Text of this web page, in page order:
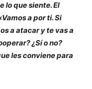
lo que siente. El
a por ti. Si
a atacar y te vas a
¿Sí o no?
les conviene para